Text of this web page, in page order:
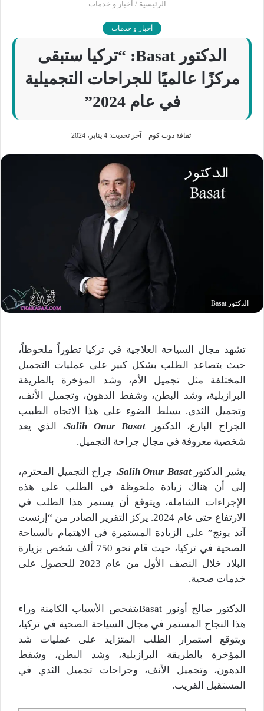
الرئيسية / أخبار و خدمات
أخبار و خدمات
الدكتور Basat: “تركيا ستبقى
مركزًا عالميًا للجراحات التجميلية
في عام 2024”
ثقافة دوت كوم آخر تحديث: 4 يناير، 2024
الدكتور Basat
تشهد مجال السياحة العلاجية في تركيا تطوراً ملحوظاً،
حيث يتصاعد الطلب بشكل كبير على عمليات التجميل
المختلفة مثل تجميل الأم، وشد المؤخرة بالطريقة
البرازيلية، وشد البطن، وشفط الدهون، وتجميل الأنف،
وتجميل الثدي. يسلط الضوء على هذا الاتجاه الطبيب
الجراح البارع، الدكتور Salih Onur Basat، الذي يعد
شخصية معروفة في مجال جراحة التجميل.
يشير الدكتورSalih Onur Basat، جراح التجميل المحترم،
إلى أن هناك زيادة ملحوظة في الطلب على هذه
الإجراءات الشاملة، ويتوقع أن يستمر هذا الطلب في
الارتفاع حتى عام 2024. يركز التقرير الصادر من “إرنست
آند يونج” على الزيادة المستمرة في الاهتمام بالسياحة
الصحية في تركيا، حيث قام نحو 750 ألف شخص بزيارة
البلاد خلال النصف الأول من عام 2023 للحصول على
خدمات صحية.
الدكتور صالح أونور Basatيتفحص الأسباب الكامنة وراء
هذا النجاح المستمر في مجال السياحة الصحية في تركيا،
ويتوقع استمرار الطلب المتزايد على عمليات شد
المؤخرة بالطريقة البرازيلية، وشد البطن، وشفط
الدهون، وتجميل الأنف، وجراحات تجميل الثدي في
المستقبل القريب.